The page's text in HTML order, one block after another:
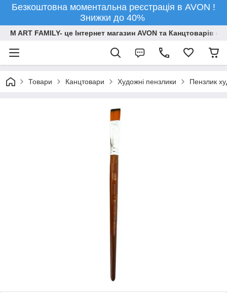
Безкоштовна моментальна реєстрація в AVON !
Знижки до 40%
M ART FAMILY- це Інтернет магазин AVON та Канцтоварів
Товари Канцтовари Художні пензлики Пензлик